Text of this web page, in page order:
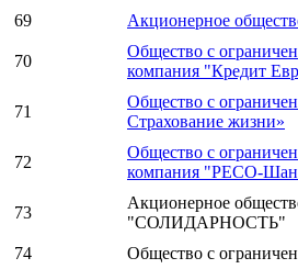
69 Акционерное
70
Общество с
компания "Кредит
71
Общество с
Страхование жизни»
72
Общество с
компания "РЕСО-
73
Акционерное
"СОЛИДАРНОСТЬ"
74 Общество с